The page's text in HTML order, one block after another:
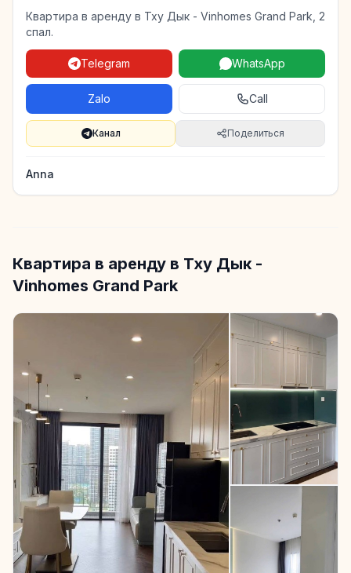
Квартира в аренду в Тху Дык - Vinhomes Grand Park, 2
спал.
Telegram WhatsApp
Zalo Call
Канал Поделиться
Anna
Квартира в аренду в Тху Дык -
Vinhomes Grand Park